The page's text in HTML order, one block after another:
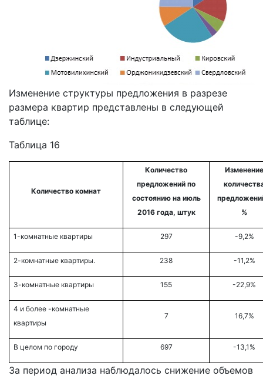
Изменение структуры предложения в разрезе
размера квартир представлены в следующей
таблице:
Таблица 16
Количество комнат
Количество
предложений по
состоянию на июль
2016 года, штук
Изменение
%
1-комнатные квартиры 297 -9,2%
2-комнатные квартиры. 238 -11,2%
3-комнатные квартиры 155 -22,9%
4 и более -комнатные
квартиры
7 16,7%
В целом по городу 697 -13,1%
За период анализа наблюдалось снижение объемов